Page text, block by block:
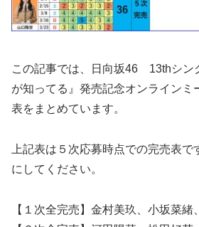
この記事では、日向坂46 13thシン
が知ってる』発売記念オンラインミ
表をまとめています。
上記表は５次応募時点での完売表
にしてください。
【１次全完売】金村美玖、小坂菜緒